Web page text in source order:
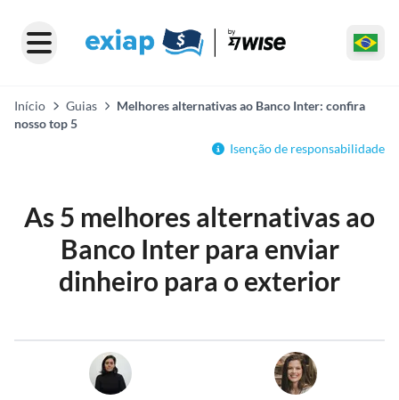
Início Guias
Melhores alternativas ao Banco Inter: confira
nosso top 5
Isenção de responsabilidade
As 5 melhores alternativas ao
Banco Inter para enviar
dinheiro para o exterior